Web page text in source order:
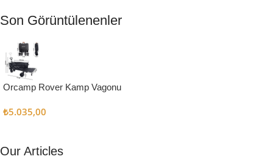
Muftağı
Kampçı
Şefler İçin
Keşfet
Son Görüntülenenler
Orcamp Rover Kamp Vagonu
₺5.035,00
Our Articles